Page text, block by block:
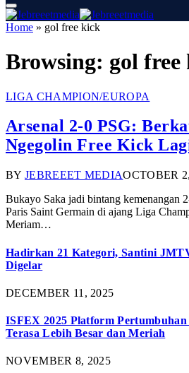
Home » gol free kick
Browsing: gol
LIGA CHAMPION/EUROPA
Arsenal 2-0 PSG:
Ngegolin Free Kick
BY JEBREEET MEDIAOCTOBER
Bukayo Saka jadi bintang kemenangan
Paris Saint Germain di ajang Liga
Meriam…
Hadirkan 21 Kategori, Santini
Digelar
DECEMBER 11, 2025
ISFEX 2025 Platform
Terasa Lebih Besar dan Meriah
NOVEMBER 8, 2025